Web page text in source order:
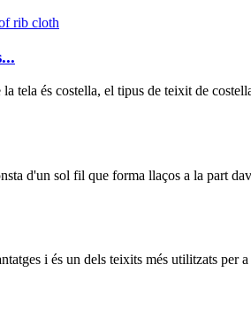
tela és costella, el tipus de teixit de
d'un sol fil que forma llaços a la part
i és un dels teixits més utilitzats per